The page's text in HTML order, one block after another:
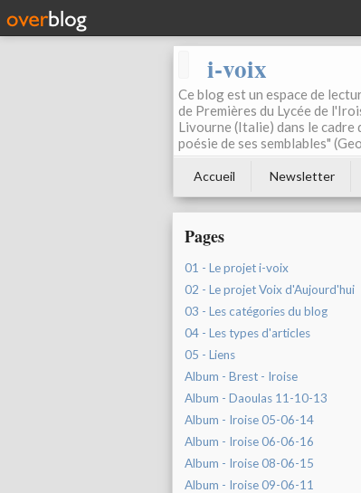
i-voix
Ce blog est un espace de
de Premières du Lycée de
Livourne (Italie) dans le
poésie de ses semblables"
Accueil Newsletter
Pages
01 - Le projet i-voix
02 - Le projet Voix d'Aujourd'hui
03 - Les catégories du blog
04 - Les types d'articles
05 - Liens
Album - Brest - Iroise
Album - Daoulas 11-10-13
Album - Iroise 05-06-14
Album - Iroise 06-06-16
Album - Iroise 08-06-15
Album - Iroise 09-06-11